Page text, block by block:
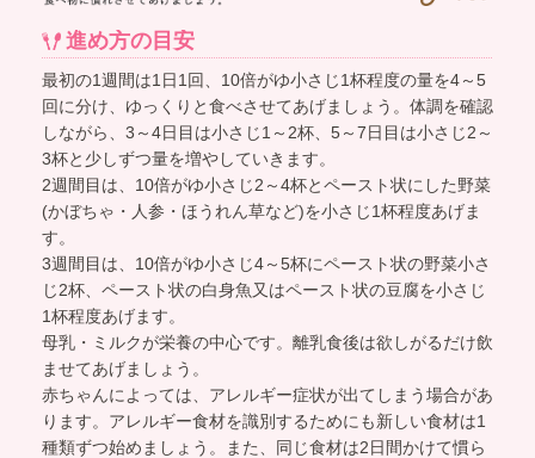
進め方の目安
最初の1週間は1日1回、10倍がゆ小さじ1杯程度の量を4～5
回に分け、ゆっくりと食べさせてあげましょう。体調を確認
しながら、3～4日目は小さじ1～2杯、5～7日目は小さじ2～
3杯と少しずつ量を増やしていきます。
2週間目は、10倍がゆ小さじ2～4杯とペースト状にした野菜
(かぼちゃ・人参・ほうれん草など)を小さじ1杯程度あげま
す。
3週間目は、10倍がゆ小さじ4～5杯にペースト状の野菜小さ
じ2杯、ペースト状の白身魚又はペースト状の豆腐を小さじ
1杯程度あげます。
母乳・ミルクが栄養の中心です。離乳食後は欲しがるだけ飲
ませてあげましょう。
赤ちゃんによっては、アレルギー症状が出てしまう場合があ
ります。アレルギー食材を識別するためにも新しい食材は1
種類ずつ始めましょう。また、同じ食材は2日間かけて慣ら